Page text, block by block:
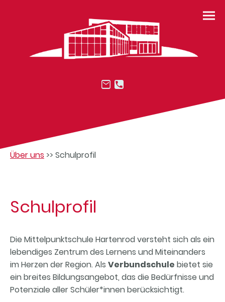
Über uns >> Schulprofil
Schulprofil
Die Mittelpunktschule Hartenrod versteht sich als ein
lebendiges Zentrum des Lernens und Miteinanders
im Herzen der Region. Als Verbundschule bietet sie
ein breites Bildungsangebot, das die Bedürfnisse und
Potenziale aller Schüler*innen berücksichtigt.